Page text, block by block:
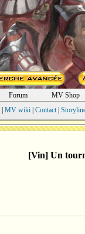
Forum
MV Shop
MV wiki| Contact|
[Vin] Un